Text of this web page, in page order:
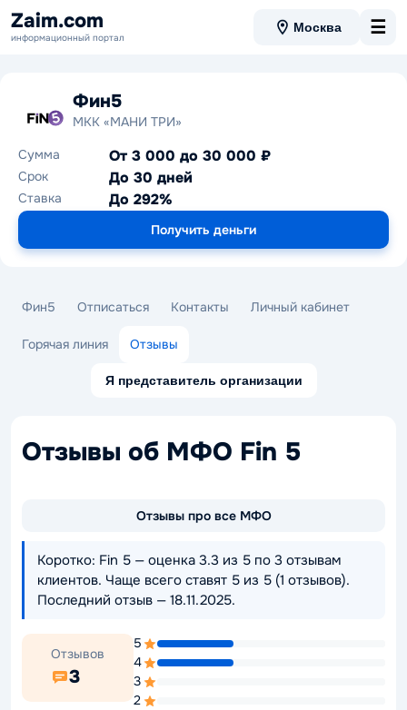
Zaim.com
информационный портал
Москва ☰
Фин5
МКК «МАНИ ТРИ»
Сумма
От 3 000 до 30 000 ₽
Срок До 30 дней
Ставка До 292%
Получить деньги
Фин5 Отписаться Контакты Личный кабинет
Горячая линия Отзывы
Я представитель организации
Отзывы об МФО Fin 5
Отзывы про все МФО
Коротко: Fin 5 — оценка 3.3 из 5 по 3 отзывам
клиентов. Чаще всего ставят 5 из 5 (1 отзывов).
Последний отзыв — 18.11.2025.
Отзывов
3
5
4
3
2